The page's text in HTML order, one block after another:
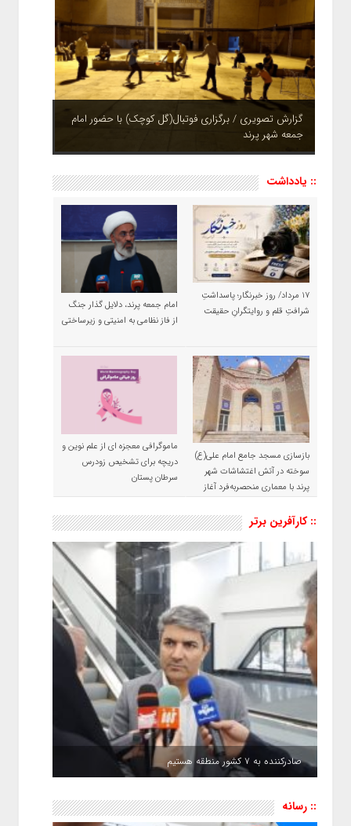
گزارش تصویری / برگزاری فوتبال(گل کوچک) با حضور امام
جمعه شهر پرند
چشم نوازی بوستان های شهر پرند در فصل بهار + تصاویر
:: یادداشت
۱۷ مرداد/ روز خبرنگار؛ پاسداشتِ
شرافتِ قلم و روایتگرانِ حقیقت
امام جمعه پرند، دلایل گذار جنگ
از فاز نظامی به امنیتی و زیرساختی
بازسازی مسجد جامع امام علی(ع)
سوخته در آتش اغتشاشات شهر
پرند با معماری منحصربه‌فرد آغاز
ماموگرافی معجزه ای از علم نوین و
دریچه برای تشخیص زودرس
سرطان پستان
:: کارآفرین برتر
صادرکننده به ۷ کشور منطقه هستیم
:: رسانه